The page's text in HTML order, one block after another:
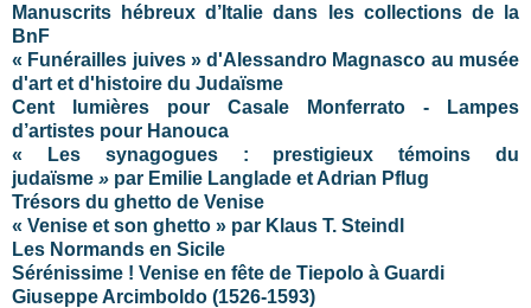
Manuscrits hébreux d’Italie dans les collections de la
BnF
« Funérailles juives » d'Alessandro Magnasco au musée
d'art et d'histoire du Judaïsme
Cent lumières pour Casale Monferrato - Lampes
d’artistes pour Hanouca
« Les synagogues : prestigieux témoins du
judaïsme » par Emilie Langlade et Adrian Pflug
Trésors du ghetto de Venise
« Venise et son ghetto » par Klaus T. Steindl
Les Normands en Sicile
Sérénissime ! Venise en fête de Tiepolo à Guardi
Giuseppe Arcimboldo (1526-1593)